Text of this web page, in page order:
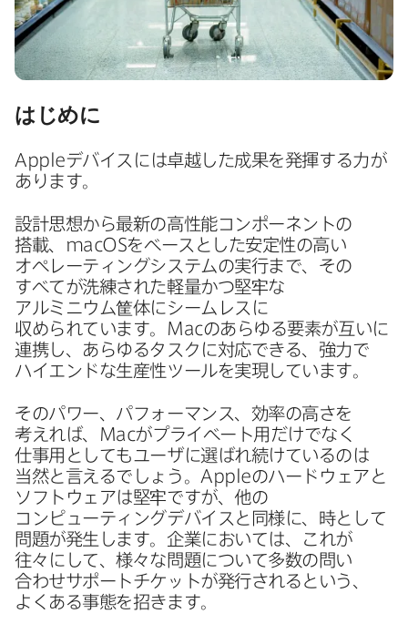
はじめに
Appleデバイスには​卓越した​成果を​発揮する​力が​
あります。
設計​思想から​最新の​高性能コンポーネントの​
搭載、
macOSを​ベースとした​安定性の​高い​
オペレーティングシステムの​実行まで、​その​
すべてが​洗練された​軽量かつ堅牢な​
アルミニウム筐体に​シームレスに​
収められています。
Macの​あらゆる​要素が​互いに​
連携し、​あらゆる​タスクに​対応できる、​強力で​
ハイエンドな​生産性ツールを​実現しています。
その​パワー、​パフォーマンス、​効率の​高さを​
考えれば、
Macが​プライベート用だけでなく​
仕事用と​しても​ユーザに​選ばれ続けているのは​
当然と​言えるでしょう。 Appleの​ハードウェアと​
ソフトウェアは​堅牢ですが、​他の​
コンピューティングデバイスと​同様に、​時と​して​
問題が​発生します。​企業に​おいては、​これが​
往々に​して、​様々な​問題に​ついて​多数の​問い​
合わせサポートチケットが​発行されると​いう、​
よく​ある​事態を​招きます。